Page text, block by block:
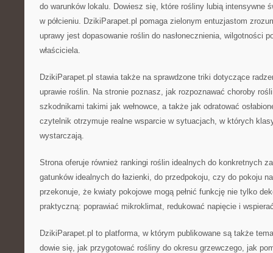
do warunków lokalu. Dowiesz się, które rośliny lubią intensywne
w półcieniu. DzikiParapet.pl pomaga zielonym entuzjastom
uprawy jest dopasowanie roślin do nasłonecznienia, wilgotności
właściciela.
DzikiParapet.pl stawia także na sprawdzone triki dotyczące
uprawie roślin. Na stronie poznasz, jak rozpoznawać choroby
szkodnikami takimi jak wełnowce, a także jak odratować
czytelnik otrzymuje realne wsparcie w sytuacjach, w których
wystarczają.
Strona oferuje również rankingi roślin idealnych do konkretnych
gatunków idealnych do łazienki, do przedpokoju, czy do pokoju
przekonuje, że kwiaty pokojowe mogą pełnić funkcję nie tylko
praktyczną: poprawiać mikroklimat, redukować napięcie i
DzikiParapet.pl to platforma, w którym publikowane są także
dowie się, jak przygotować rośliny do okresu grzewczego, jak